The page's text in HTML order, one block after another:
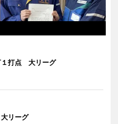
１打点 大リーグ
リーグ